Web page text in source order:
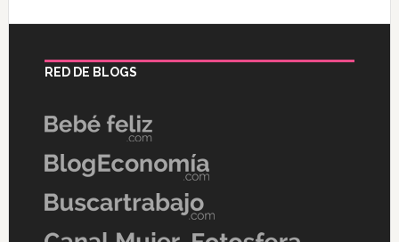
RED DE BLOGS